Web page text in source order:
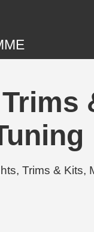
Trims & Kits,